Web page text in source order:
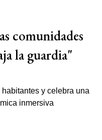
comunidades
la guardia"